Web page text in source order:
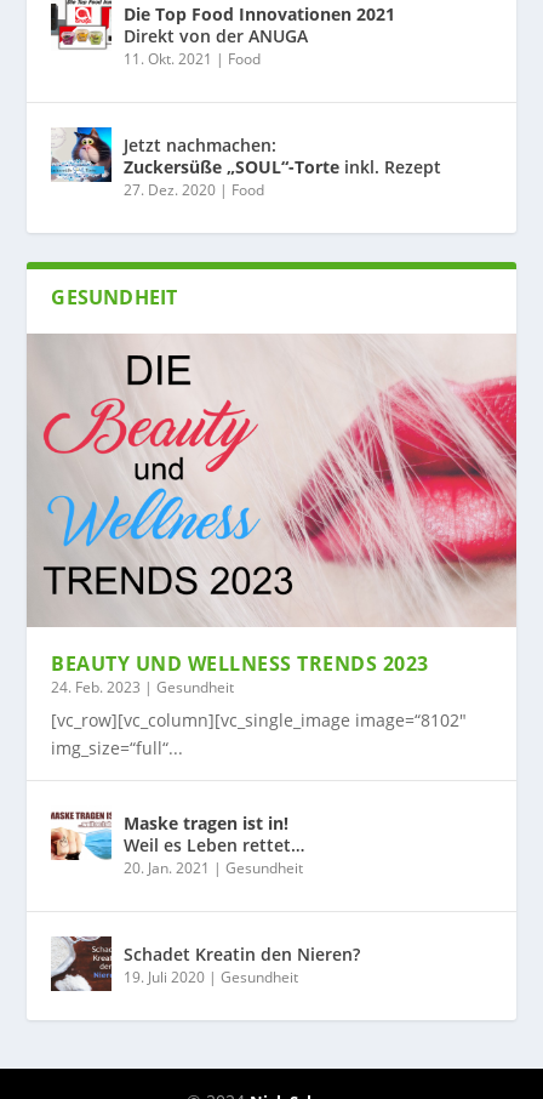
Die Top Food Innovationen 2021
Direkt von der ANUGA
11. Okt. 2021 | Food
Jetzt nachmachen:
Zuckersüße „SOUL“-Torte inkl. Rezept
27. Dez. 2020 | Food
GESUNDHEIT
BEAUTY UND WELLNESS TRENDS 2023
24. Feb. 2023 |Gesundheit
[vc_row][vc_column][vc_single_image image=“8102″
img_size=“full“...
Maske tragen ist in!
Weil es Leben rettet…
20. Jan. 2021 |Gesundheit
Schadet Kreatin den Nieren?
19. Juli 2020 |Gesundheit